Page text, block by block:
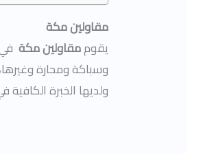
مقاولين مكة
يقوممقاولين مكة
وسباكة ومحارة
ولديها الخبرة